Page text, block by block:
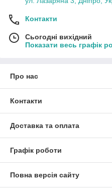
Контакти
Сьогодні вихідний
Показати весь графік
Про нас
Контакти
Доставка та оплата
Графік роботи
Повна версія сайту